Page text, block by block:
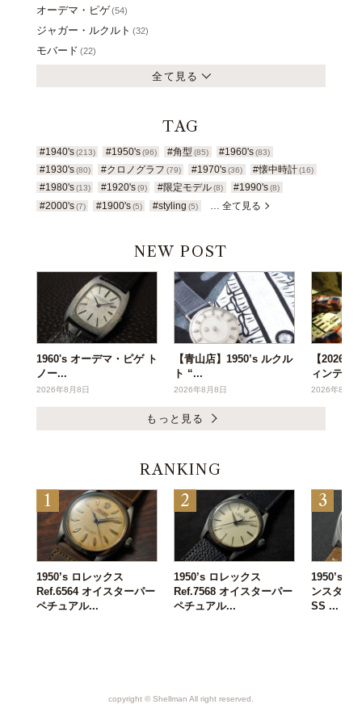
オーデマ・ピゲ(54)
ジャガー・ルクルト (32)
モバード (22)
全て見る
TAG
#1940's (213) #1950's(96) #角型 (85) #1960's (83)
#1930's (80) #クロノグラフ (79) #1970's(36) #懐中時計 (16)
#1980's (13) #1920's(9) #限定モデル(8) #1990's (8)
#2000's (7) #1900's(5) #styling (5) … 全て見る
NEW POST
1960's オーデマ・ピゲ ト
ノー...
2026年8月8日
【青山店】1950’s ルクル
ト “...
2026年8月8日
【2026年
ィンテー...
2026年8月6
もっと見る
RANKING
1950’s ロレックス
Ref.6564 オイスターパー
ペチュアル...
1950’s ロレックス
Ref.7568 オイスターパー
ペチュアル...
1950’s ヴ
ンスタン
SS ...
copyright ©︎ Shellman All right reserved.